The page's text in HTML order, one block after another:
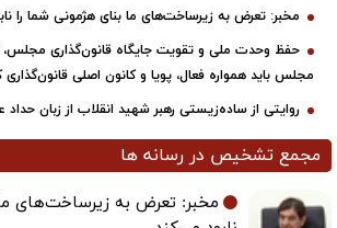
مخبر: تعرض به زیرساخت‌های ما بنای هژمونی شما را
حفظ وحدت ملی و تقویت جایگاه قانون‌گذاری مجلس،
مجلس باید همواره فعال، پویا و کانون اصلی
روایتی از ساده‌زیستی رهبر شهید انقلاب از زبان حداد
مجمع تشخیص در رسانه ها
مخبر: تعرض به زیرساخت‌های